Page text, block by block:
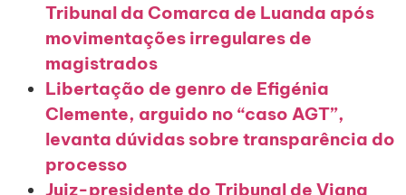
Tribunal da Comarca de Luanda após
movimentações irregulares de
magistrados
Libertação de genro de Efigénia
Clemente, arguido no “caso AGT”,
levanta dúvidas sobre transparência do
processo
Juiz-presidente do Tribunal de Viana